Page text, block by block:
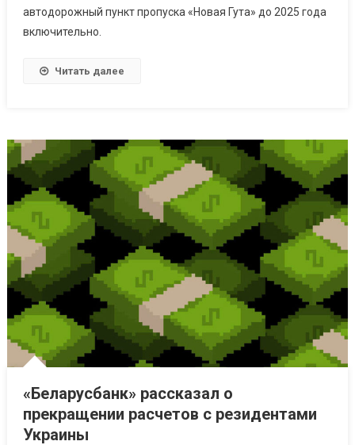
автодорожный пункт пропуска «Новая Гута» до 2025 года
включительно.
Читать далее
«Беларусбанк» рассказал о
прекращении расчетов с резидентами
Украины